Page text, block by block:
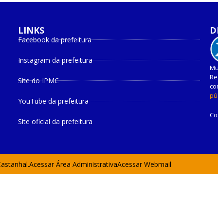
LINKS
Facebook da prefeitura
Instagram da prefeitura
Site do IPMC
YouTube da prefeitura
Site oficial da prefeitura
Acessar Área AdministrativaAcessar Webmail